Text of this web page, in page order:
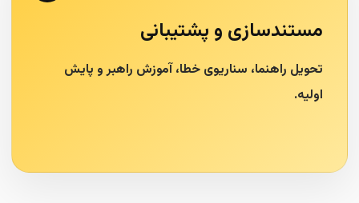
مستندسازی و پشتیبانی
تحویل راهنما، سناریوی خطا، آموزش راهبر و پایش
اولیه.